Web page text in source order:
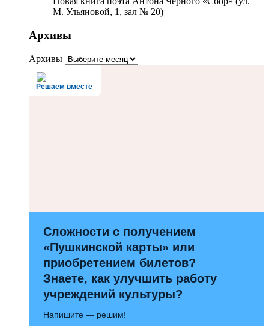
М. Ульяновой, 1, зал № 20)
Архивы
Архивы
Решаем вместе
Сложности с получением
«Пушкинской карты» или
приобретением билетов?
Знаете, как улучшить работу
учреждений культуры?
Напишите — решим!